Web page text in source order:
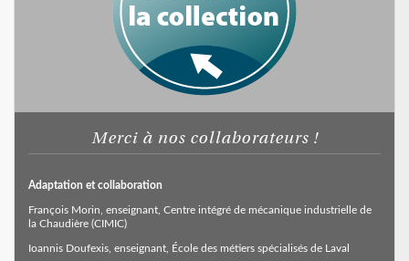
Merci à nos collaborateurs !
Adaptation et collaboration
François Morin, enseignant, Centre intégré de mécanique industrielle de
la Chaudière (CIMIC)
Ioannis Doufexis, enseignant, École des métiers spécialisés de Laval